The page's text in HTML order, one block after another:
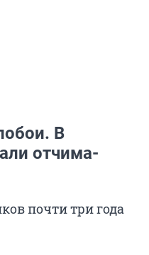
В
отчима-
почти три года